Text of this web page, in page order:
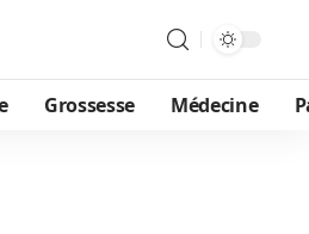
Grossesse Médecine